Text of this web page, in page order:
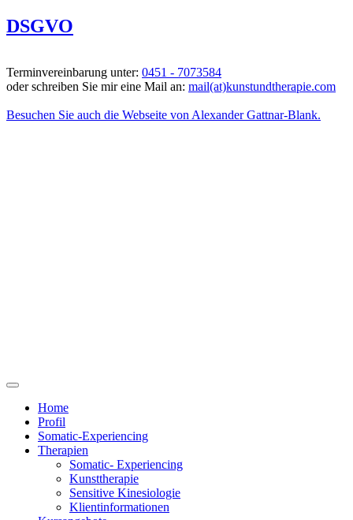
DSGVO
Terminvereinbarung unter: 0451 - 7073584
oder schreiben Sie mir eine Mail an: mail(at)kunstundtherapie.com
Besuchen Sie auch die Webseite von Alexander Gattnar-Blank.
Home
Profil
Somatic-Experiencing
Therapien
Somatic- Experiencing
Kunsttherapie
Sensitive Kinesiologie
Klientinformationen